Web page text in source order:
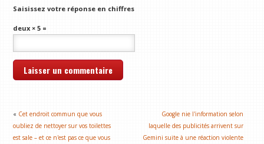
Saisissez votre réponse en chiffres
deux × 5 =
« Cet endroit commun que vous
oubliez de nettoyer sur vos toilettes
est sale – et ce n'est pas ce que vous
Google nie l'information selon
laquelle des publicités arrivent sur
Gemini suite à une réaction violente